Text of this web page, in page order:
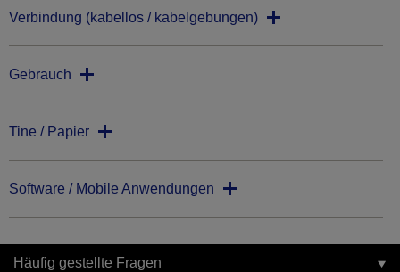
Verbindung (kabellos / kabelgebungen)
Gebrauch
Tine / Papier
Software / Mobile Anwendungen
Häufig gestellte Fragen